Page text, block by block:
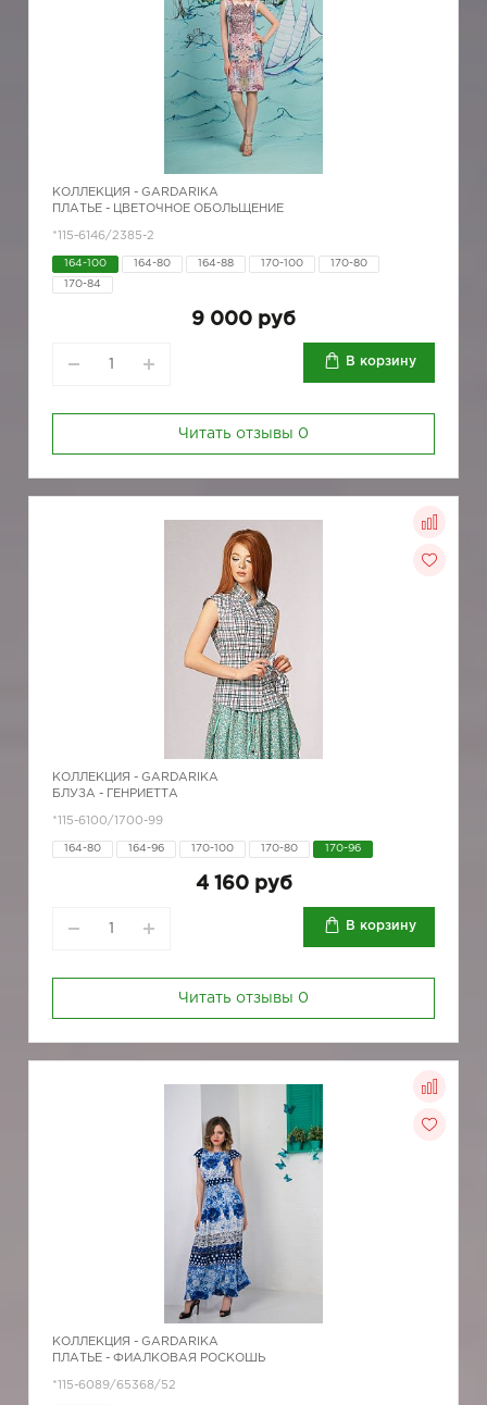
КОЛЛЕКЦИЯ - GARDARIKA
ПЛАТЬЕ - ЦВЕТОЧНОЕ ОБОЛЬЩЕНИЕ
*115-6146/2385-2
164-100 164-80 164-88 170-100 170-80
170-84
9 000 руб
В корзину
Читать отзывы 0
КОЛЛЕКЦИЯ - GARDARIKA
БЛУЗА - ГЕНРИЕТТА
*115-6100/1700-99
164-80 164-96 170-100 170-80 170-96
4 160 руб
В корзину
Читать отзывы 0
КОЛЛЕКЦИЯ - GARDARIKA
ПЛАТЬЕ - ФИАЛКОВАЯ РОСКОШЬ
*115-6089/65368/52